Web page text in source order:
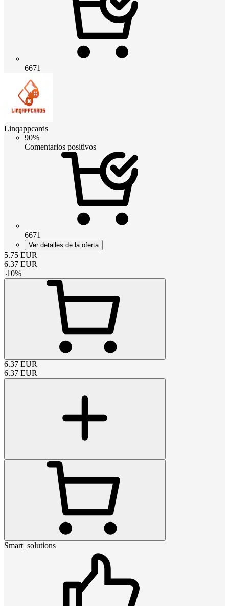
6671
Linqappcards
90%
Comentarios positivos
6671
Ver detalles de la oferta
5.75 EUR
6.37 EUR
-10%
6.37 EUR
6.37 EUR
Smart_solutions